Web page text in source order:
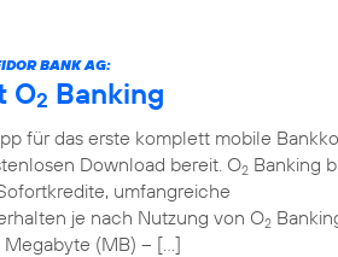
BANK AG:
O2 Banking
für das erste komplett mobile
Download bereit. O2 Banking
umfangreiche
je nach Nutzung von O2
(MB) – […]